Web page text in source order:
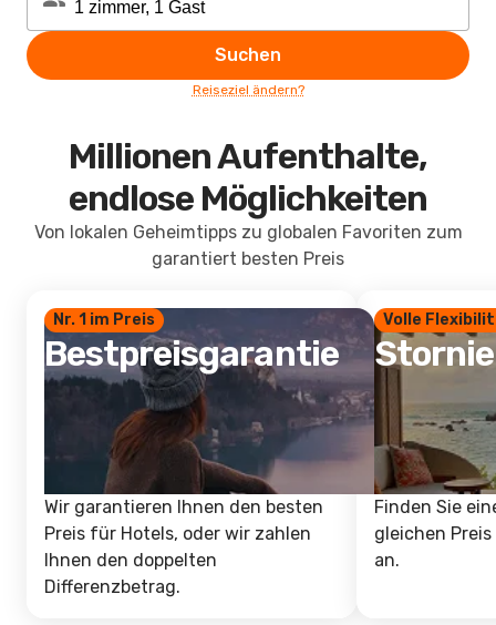
Suchen
Reiseziel ändern?
Millionen Aufenthalte,
endlose Möglichkeiten
Von lokalen Geheimtipps zu globalen Favoriten zum
garantiert besten Preis
Nr. 1 im Preis
Bestpreisgarantie
Wir garantieren Ihnen den besten
Preis für Hotels, oder wir zahlen
Ihnen den doppelten
Differenzbetrag.
Volle
Finden Sie
gleichen
an.